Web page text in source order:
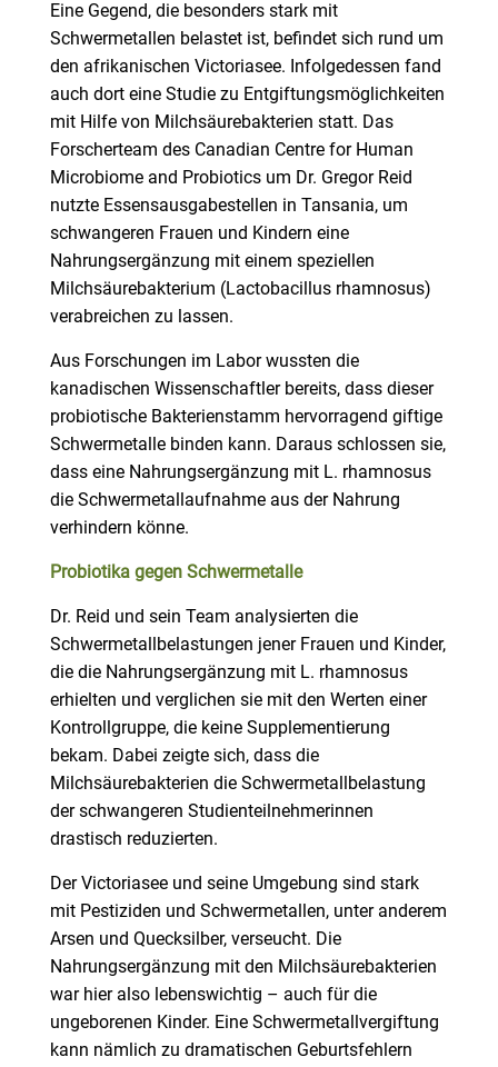
Eine Gegend, die besonders stark mit
Schwermetallen belastet ist, befindet sich rund um
den afrikanischen Victoriasee. Infolgedessen fand
auch dort eine Studie zu Entgiftungsmöglichkeiten
mit Hilfe von Milchsäurebakterien statt. Das
Forscherteam des Canadian Centre for Human
Microbiome and Probiotics um Dr. Gregor Reid
nutzte Essensausgabestellen in Tansania, um
schwangeren Frauen und Kindern eine
Nahrungsergänzung mit einem speziellen
Milchsäurebakterium (Lactobacillus rhamnosus)
verabreichen zu lassen.
Aus Forschungen im Labor wussten die
kanadischen Wissenschaftler bereits, dass dieser
probiotische Bakterienstamm hervorragend giftige
Schwermetalle binden kann. Daraus schlossen sie,
dass eine Nahrungsergänzung mit L. rhamnosus
die Schwermetallaufnahme aus der Nahrung
verhindern könne.
Probiotika gegen Schwermetalle
Dr. Reid und sein Team analysierten die
Schwermetallbelastungen jener Frauen und Kinder,
die die Nahrungsergänzung mit L. rhamnosus
erhielten und verglichen sie mit den Werten einer
Kontrollgruppe, die keine Supplementierung
bekam. Dabei zeigte sich, dass die
Milchsäurebakterien die Schwermetallbelastung
der schwangeren Studienteilnehmerinnen
drastisch reduzierten.
Der Victoriasee und seine Umgebung sind stark
mit Pestiziden und Schwermetallen, unter anderem
Arsen und Quecksilber, verseucht. Die
Nahrungsergänzung mit den Milchsäurebakterien
war hier also lebenswichtig – auch für die
ungeborenen Kinder. Eine Schwermetallvergiftung
kann nämlich zu dramatischen Geburtsfehlern